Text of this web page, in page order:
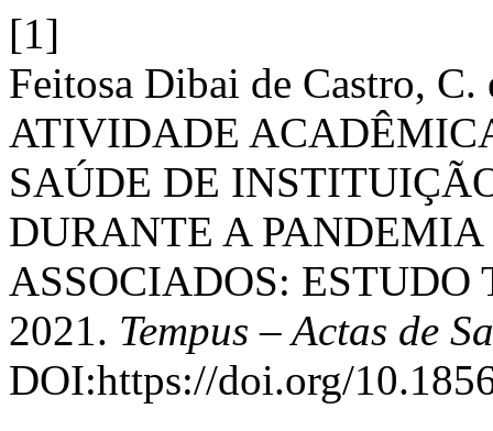
[1]
Feitosa Dibai de Castro,
ATIVIDADE
SAÚDE DE
DURANTE A PANDEMIA
ASSOCIADOS:
2021. Tempus – Actas de
DOI:https://doi.org/